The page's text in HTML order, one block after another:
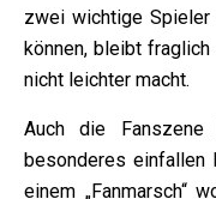
zwei wichtige Spieler
können, bleibt
nicht leichter macht.
Auch die Fanszene
besonderes einfallen
einem „Fanmarsch“